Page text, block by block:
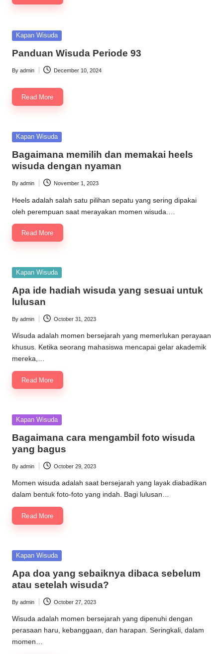
Posted
Kapan Wisuda
Panduan Wisuda Periode 93
Posted
By admin December 10, 2024
Read More
Posted
Kapan Wisuda
Bagaimana memilih dan memakai heels
wisuda dengan nyaman
Posted
by
By admin November 1, 2023
Heels adalah salah satu pilihan sepatu yang sering dipakai
oleh perempuan saat merayakan momen wisuda.…
Read More
Posted
Kapan Wisuda
Apa ide hadiah wisuda yang sesuai untuk
lulusan
Posted
by
By admin October 31, 2023
Wisuda adalah momen bersejarah yang memerlukan perayaan
khusus. Ketika seorang mahasiswa mencapai gelar akademik
mereka,…
Read More
Posted
Kapan Wisuda
Bagaimana cara mengambil foto wisuda
yang bagus
Posted
by
By admin October 29, 2023
Momen wisuda adalah saat bersejarah yang layak diabadikan
dalam bentuk foto-foto yang indah. Bagi lulusan…
Read More
Posted
Kapan Wisuda
Apa doa yang sebaiknya dibaca sebelum
atau setelah wisuda?
Posted
by
By admin October 27, 2023
Wisuda adalah momen bersejarah yang dipenuhi dengan
perasaan haru, kebanggaan, dan harapan. Seringkali, dalam
momen…